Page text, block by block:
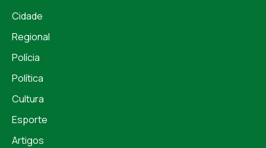
Cidade
Regional
Polícia
Política
Cultura
Esporte
Artigos